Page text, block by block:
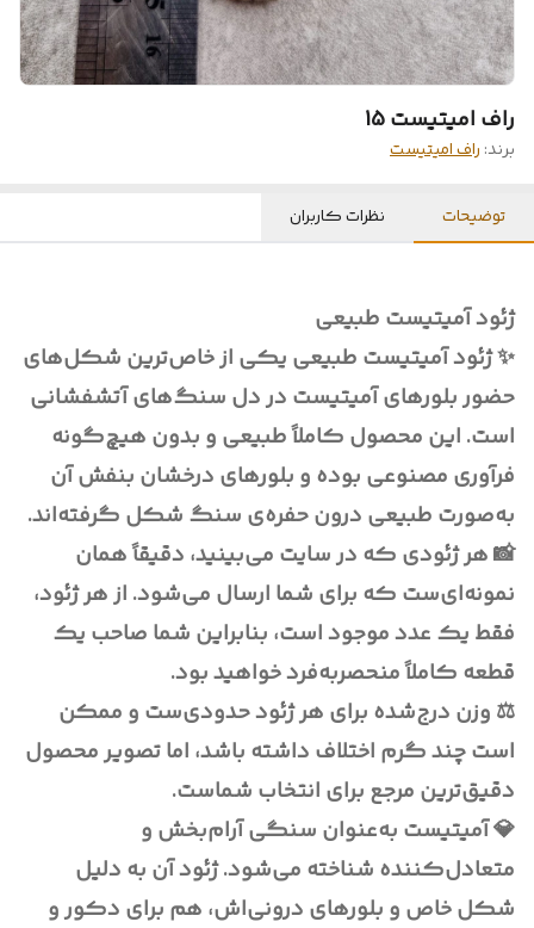
راف امیتیست 15
برند: راف امیتیست
توضیحات نظرات کاربران
ژئود آمیتیست طبیعی
✨ ژئود آمیتیست طبیعی یکی از خاص‌ترین شکل‌های
حضور بلورهای آمیتیست در دل سنگ‌های آتشفشانی
است. این محصول کاملاً طبیعی و بدون هیچ‌گونه
فرآوری مصنوعی بوده و بلورهای درخشان بنفش آن
به‌صورت طبیعی درون حفره‌ی سنگ شکل گرفته‌اند.
📸 هر ژئودی که در سایت می‌بینید، دقیقاً همان
نمونه‌ای‌ست که برای شما ارسال می‌شود. از هر ژئود،
فقط یک عدد موجود است، بنابراین شما صاحب یک
قطعه کاملاً منحصربه‌فرد خواهید بود.
⚖️ وزن درج‌شده برای هر ژئود حدودی‌ست و ممکن
است چند گرم اختلاف داشته باشد، اما تصویر محصول
دقیق‌ترین مرجع برای انتخاب شماست.
💎 آمیتیست به‌عنوان سنگی آرام‌بخش و
متعادل‌کننده شناخته می‌شود. ژئود آن به دلیل
شکل خاص و بلورهای درونی‌اش، هم برای دکور و